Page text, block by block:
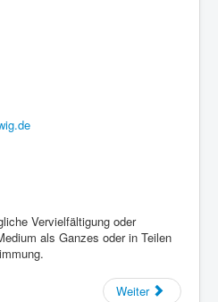
Vervielfältigung oder
als Ganzes oder in Teilen
Weiter